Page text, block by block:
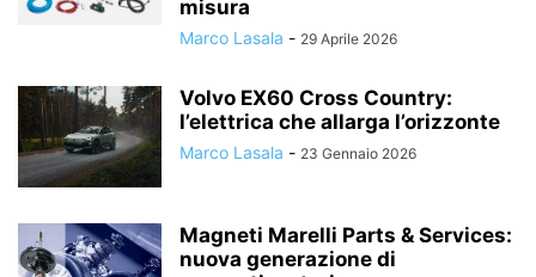
misura
Marco Lasala - 29 Aprile 2026
Volvo EX60 Cross Country:
l’elettrica che allarga l’orizzonte
Marco Lasala - 23 Gennaio 2026
Magneti Marelli Parts & Services:
nuova generazione di